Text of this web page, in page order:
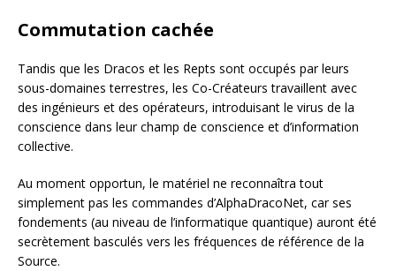
Commutation cachée
Tandis que les Dracos et les Repts sont occupés par leurs
sous-domaines terrestres, les Co-Créateurs travaillent avec
des ingénieurs et des opérateurs, introduisant le virus de la
conscience dans leur champ de conscience et d’information
collective.
Au moment opportun, le matériel ne reconnaîtra tout
simplement pas les commandes d’AlphaDracoNet, car ses
fondements (au niveau de l’informatique quantique) auront été
secrètement basculés vers les fréquences de référence de la
Source.